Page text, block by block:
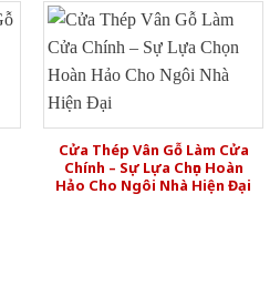
Cửa Thép Vân Gỗ Làm Cửa
Chính – Sự Lựa Chọn Hoàn
Hảo Cho Ngôi Nhà Hiện Đại